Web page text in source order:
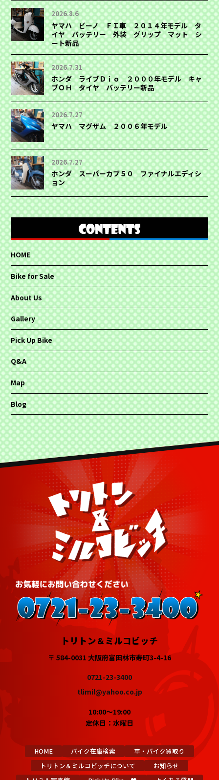
2026.8.6
ヤマハ ビーノ ＦＩ車 ２０１４年モデル タ
イヤ バッテリー 外装 グリップ マット シ
ート新品
2026.7.31
ホンダ ライブＤｉｏ ２０００年モデル キャ
ブＯＨ タイヤ バッテリー新品
2026.7.27
ヤマハ マグザム ２００６年モデル
2026.7.27
ホンダ スーパーカブ５０ ファイナルエディシ
ョン
HOME
Bike for Sale
About Us
Gallery
Pick Up Bike
Q&A
Map
Blog
トリトン＆ミルコビッチ
〒 584-0031 大阪府富田林市寿町3-4-16
0721-23-3400
tlimil@yahoo.co.jp
10:00～19:00
定休日：水曜日
HOME バイク在庫検索
車・バイク買取り
トリトン＆ミルコビッチについて
お知らせ